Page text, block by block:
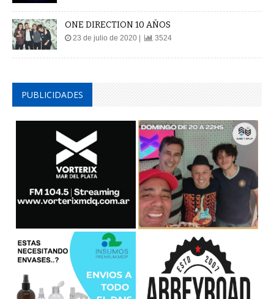
ONE DIRECTION 10 AÑOS
23 de julio de 2020 | 3524
PUBLICIDADES